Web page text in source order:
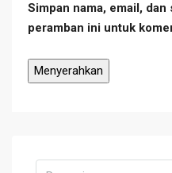
Simpan nama, email, dan
peramban ini untuk